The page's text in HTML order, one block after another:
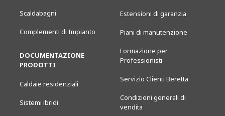
Scaldabagni
Complementi di Impianto
DOCUMENTAZIONE
PRODOTTI
Caldaie residenziali
Sistemi ibridi
Estensioni di garanzia
Piani di manutenzione
Formazione per
Professionisti
Servizio Clienti Beretta
Condizioni generali di
vendita